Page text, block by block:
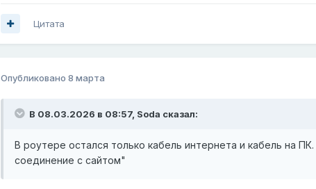
Цитата
Опубликовано 8 марта
В 08.03.2026 в 08:57, Soda сказал:
В роутере остался только кабель интернета и кабель на
соединение с сайтом"